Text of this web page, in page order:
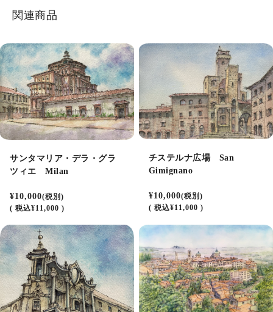
関連商品
サンタマリア・デラ・グラ
ツィエ Milan
¥10,000(税別)
( 税込¥11,000 )
チステルナ広場 San
Gimignano
¥10,000(税別)
( 税込¥11,000 )